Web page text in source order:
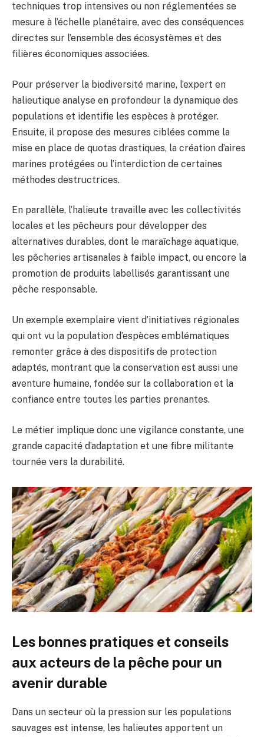
techniques trop intensives ou non réglementées se
mesure à l’échelle planétaire, avec des conséquences
directes sur l’ensemble des écosystèmes et des
filières économiques associées.
Pour préserver la biodiversité marine, l’expert en
halieutique analyse en profondeur la dynamique des
populations et identifie les espèces à protéger.
Ensuite, il propose des mesures ciblées comme la
mise en place de quotas drastiques, la création d’aires
marines protégées ou l’interdiction de certaines
méthodes destructrices.
En parallèle, l’halieute travaille avec les collectivités
locales et les pêcheurs pour développer des
alternatives durables, dont le maraîchage aquatique,
les pêcheries artisanales à faible impact, ou encore la
promotion de produits labellisés garantissant une
pêche responsable.
Un exemple exemplaire vient d’initiatives régionales
qui ont vu la population d’espèces emblématiques
remonter grâce à des dispositifs de protection
adaptés, montrant que la conservation est aussi une
aventure humaine, fondée sur la collaboration et la
confiance entre toutes les parties prenantes.
Le métier implique donc une vigilance constante, une
grande capacité d’adaptation et une fibre militante
tournée vers la durabilité.
Les bonnes pratiques et conseils
aux acteurs de la pêche pour un
avenir durable
Dans un secteur où la pression sur les populations
sauvages est intense, les halieutes apportent un